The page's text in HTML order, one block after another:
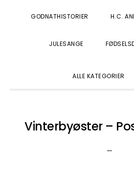
GODNATHISTORIER H.C.
JULESANGE
ALLE KATEGORIER
Vinterbyøster –